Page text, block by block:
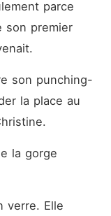
parce
son premier
son punching-
la place au
la gorge
verre. Elle